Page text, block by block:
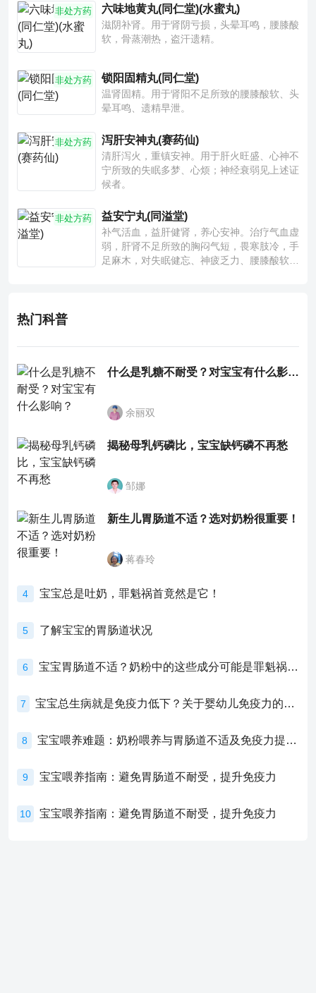
非处方药 六味地黄丸(同仁堂)(水蜜丸)
滋阴补肾。用于肾阴亏损，头晕耳鸣，腰膝酸
软，骨蒸潮热，盗汗遗精。
非处方药 锁阳固精丸(同仁堂)
温肾固精。用于肾阳不足所致的腰膝酸软、头
晕耳鸣、遗精早泄。
非处方药 泻肝安神丸(赛药仙)
清肝泻火，重镇安神。用于肝火旺盛、心神不
宁所致的失眠多梦、心烦；神经衰弱见上述证
候者。
非处方药 益安宁丸(同溢堂)
补气活血，益肝健肾，养心安神。治疗气血虚
弱，肝肾不足所致的胸闷气短，畏寒肢冷，手
足麻木，对失眠健忘、神疲乏力、腰膝酸软也
热门科普
什么是乳糖不耐受？对宝宝有什么影响？
余丽双
揭秘母乳钙磷比，宝宝缺钙磷不再愁
邹娜
新生儿胃肠道不适？选对奶粉很重要！
蒋春玲
4 宝宝总是吐奶，罪魁祸首竟然是它！
5 了解宝宝的胃肠道状况
6 宝宝胃肠道不适？奶粉中的这些成分可能是罪魁祸首！
7 宝宝总生病就是免疫力低下？关于婴幼儿免疫力的真相，家长必须了解！
8 宝宝喂养难题：奶粉喂养与胃肠道不适及免疫力提升的奥秘
9 宝宝喂养指南：避免胃肠道不耐受，提升免疫力
10 宝宝喂养指南：避免胃肠道不耐受，提升免疫力